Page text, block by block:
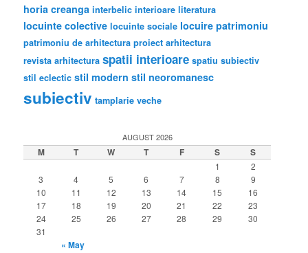
horia creanga interbelic interioare literatura
locuinte colective locuinte sociale locuire patrimoniu
patrimoniu de arhitectura proiect arhitectura
revista arhitectura spatii interioare spatiu subiectiv
stil eclectic stil modern stil neoromanesc
subiectiv tamplarie veche
AUGUST 2026
M T W T F S S
1
2
3
4 5 6 7 8
9
10
11 12 13 14 15
16
17
18 19 20 21 22
23
24
25 26 27 28 29
30
31
« May